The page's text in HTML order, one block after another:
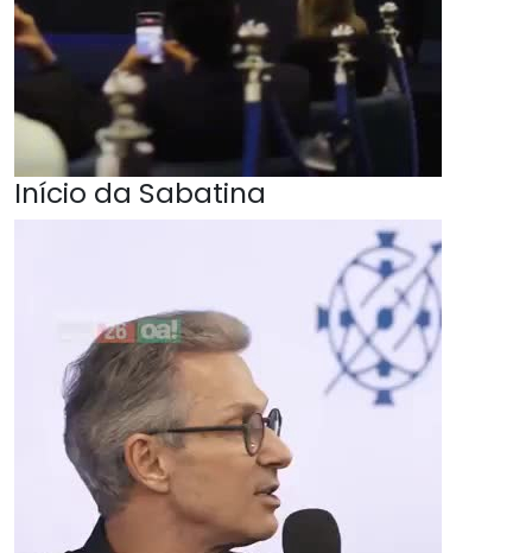
Início da Sabatina